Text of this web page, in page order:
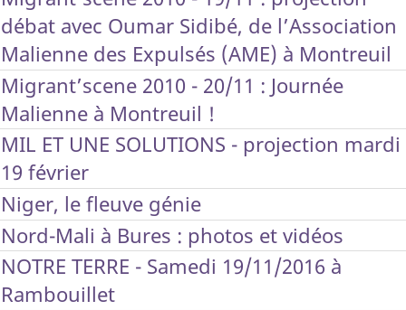
débat avec Oumar Sidibé, de l’Association
Malienne des Expulsés (AME) à Montreuil
Migrant’scene 2010 - 20/11 : Journée
Malienne à Montreuil !
MIL ET UNE SOLUTIONS - projection mardi
19 février
Niger, le fleuve génie
Nord-Mali à Bures : photos et vidéos
NOTRE TERRE - Samedi 19/11/2016 à
Rambouillet